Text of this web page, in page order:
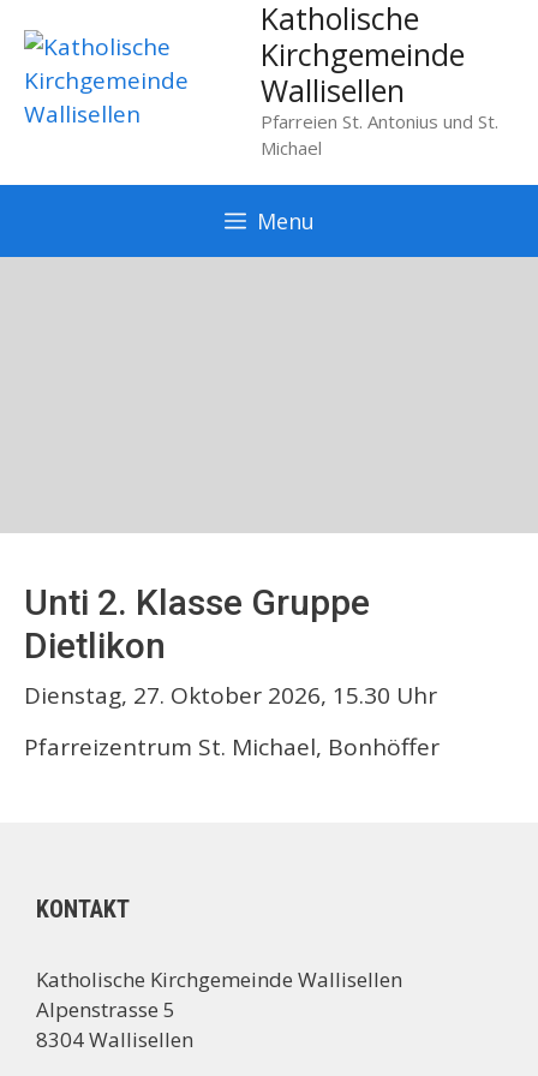
zum
Inhalt
Katholische
Kirchgemeinde
Wallisellen
Pfarreien St. Antonius und St.
Michael
Menu
Unti 2. Klasse Gruppe
Dietlikon
Dienstag, 27. Oktober 2026, 15.30 Uhr
Pfarreizentrum St. Michael, Bonhöffer
KONTAKT
Katholische Kirchgemeinde Wallisellen
Alpenstrasse 5
8304 Wallisellen